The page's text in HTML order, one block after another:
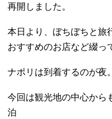
再開しました。
本日より、ぼちぼちと旅
おすすめのお店など綴っ
ナポリは到着するのが夜。
今回は観光地の中心から
泊